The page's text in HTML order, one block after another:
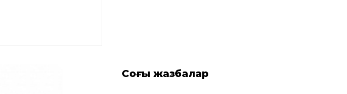
Соңғы жазбалар